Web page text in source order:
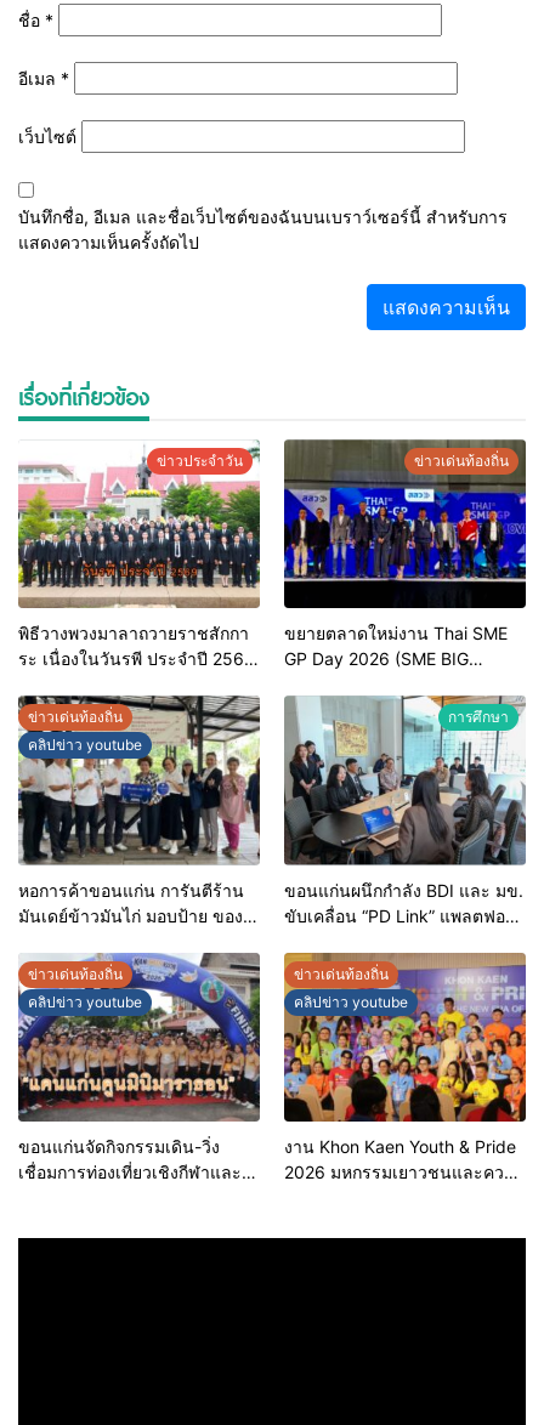
ชื่อ *
อีเมล *
เว็บไซต์
บันทึกชื่อ, อีเมล และชื่อเว็บไซต์ของฉันบนเบราว์เซอร์นี้ สำหรับการ
แสดงความเห็นครั้งถัดไป
เรื่องที่เกี่ยวข้อง
ข่าวประจำวัน
พิธีวางพวงมาลาถวายราชสักกา
ระ เนื่องในวันรพี ประจำปี 2569
เพื่อเชื่อมความสัมพันธ์อันดีของ
หน่วยงานในกระบวนการ
ยุติธรรม
ข่าวเด่นท้องถิ่น
ขยายตลาดใหม่งาน Thai SME
GP Day 2026 (SME BIG
ข่าวเด่นท้องถิ่น
คลิปข่าว youtube
หอการค้าขอนแก่น การันตีร้าน
มันเดย์ข้าวมันไก่ มอบป้าย ของดี
ประกอบการคุณภาพ ยกระดับ
มาตรฐาน สร้างความเชื่อมั่นให้ผู้
บริโภค
การศึกษา
ขอนแก่นผนึกกำลัง BDI และ มข.
ขับเคลื่อน “PD Link” แพลตฟอร์ม
บริหารงานบนฐานข้อมูลที่
แม่นยำและยั่งยืน
ข่าวเด่นท้องถิ่น
คลิปข่าว youtube
ขอนแก่นจัดกิจกรรมเดิน-วิ่ง
เชื่อมการท่องเที่ยวเชิงกีฬาและ
ข่าวเด่นท้องถิ่น
คลิปข่าว youtube
งาน Khon Kaen Youth & Pride
2026 มหกรรมเยาวชนและความ